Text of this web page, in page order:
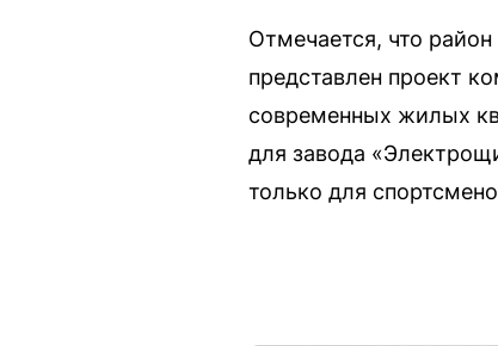
Отмечается, что
представлен проект
современных жилых
для завода
только для